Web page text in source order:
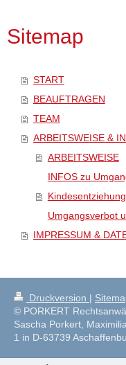
Sitemap
START
BEAUFTRAGEN
TEAM
ARBEITSWEISE &
ARBEITSWEISE
INFOS zu
Umgangsverbot
IMPRESSUM &
Druckversion |
© PORKERT
Sascha Porkert,
1 in D-63739